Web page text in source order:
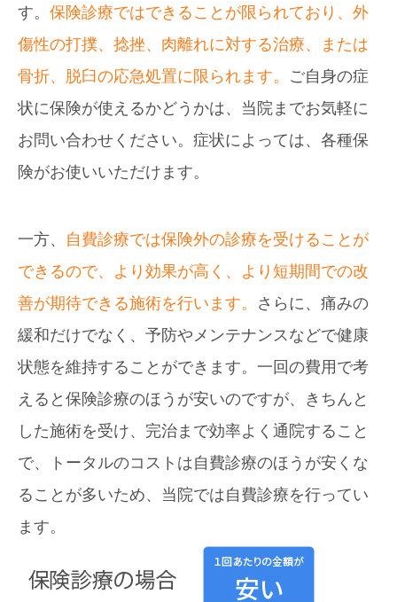
す。 保険診療ではできることが限られており、外
傷性の打撲、捻挫、肉離れに対する治療、または
骨折、脱臼の応急処置に限られます。 ご自身の症
状に保険が使えるかどうかは、当院までお気軽に
お問い合わせください。症状によっては、各種保
険がお使いいただけます。
一方、 自費診療では保険外の診療を受けることが
できるので、より効果が高く、より短期間での改
善が期待できる施術を行います。 さらに、痛みの
緩和だけでなく、予防やメンテナンスなどで健康
状態を維持することができます。一回の費用で考
えると保険診療のほうが安いのですが、きちんと
した施術を受け、完治まで効率よく通院すること
で、トータルのコストは自費診療のほうが安くな
ることが多いため、当院では自費診療を行ってい
ます。